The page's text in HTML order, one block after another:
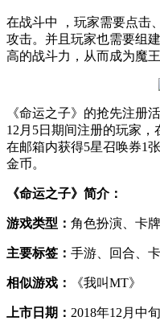
在战斗中 ，玩家需要点击
攻击。并且玩家也需要组
高的战斗力，从而成为魔王
《命运之子》的抢先注册
12月5日期间注册的玩家
在邮箱内获得5星召唤券1
金币。
《命运之子》 简介：
游戏类型： 角色扮演、卡牌
主要标签： 手游、回合、
相似游戏： 《我叫MT》
上市日期： 2018年12月中旬